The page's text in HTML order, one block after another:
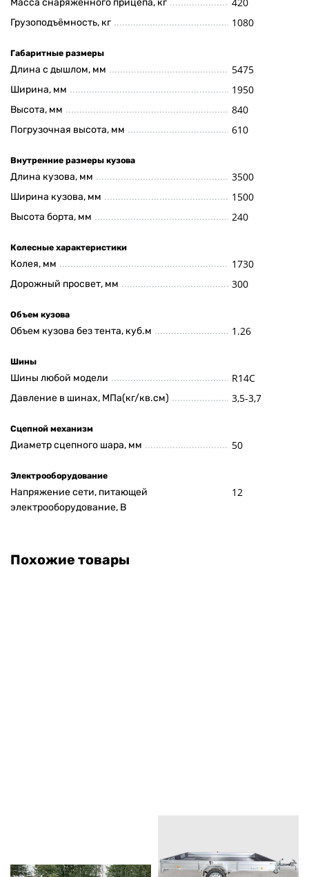
Масса снаряженного прицепа, кг
Грузоподъёмность, кг 1080
Габаритные размеры
Длина с дышлом, мм 5475
Ширина, мм 1950
Высота, мм 840
Погрузочная высота, мм 610
Внутренние размеры кузова
Длина кузова, мм 3500
Ширина кузова, мм 1500
Высота борта, мм 240
Колесные характеристики
Колея, мм 1730
Дорожный просвет, мм 300
Объем кузова
Объем кузова без тента, куб.м 1.26
Шины
Шины любой модели R14C
Давление в шинах, МПа(кг/кв.см) 3,5-3,7
Сцепной механизм
Диаметр сцепного шара, мм 50
Электрооборудование
Напряжение сети, питающей
электрооборудование, В
12
Похожие товары